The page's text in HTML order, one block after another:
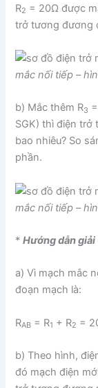
R2 = 20Ω được
trở tương đương
mắc nối tiếp –
b) Mắc thêm R3
SGK) thì điện
bao nhiêu? So
phần.
mắc nối tiếp –
*Hướng dẫn giải
a) Vì mạch mắc
đoạn mạch là:
RAB = R1 + R2 =
b) Theo hình,
đó mạch điện